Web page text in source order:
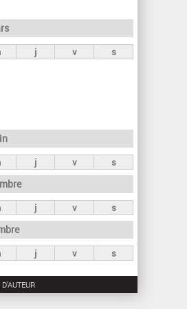
j v s
j v s
j v s
j v s